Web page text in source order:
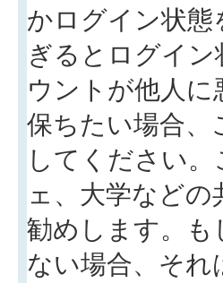
かログイン状
ぎるとログイ
ウントが他人
保ちたい場合
してください
ェ、大学など
勧めします。
ない場合、それ